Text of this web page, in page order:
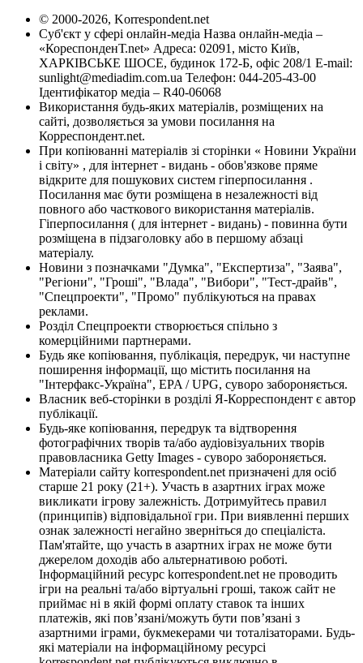
© 2000-2026, Korrespondent.net
Суб'єкт у сфері онлайн-медіа Назва онлайн-медіа –
«КореспонденТ.net» Адреса: 02091, місто Київ,
ХАРКІВСЬКЕ ШОСЕ, будинок 172-Б, офіс 208/1 E-mail:
sunlight@mediadim.com.ua Телефон: 044-205-43-00
Ідентифікатор медіа – R40-06068
Використання будь-яких матеріалів, розміщених на
сайті, дозволяється за умови посилання на
Корреспондент.net.
При копіюванні матеріалів зі сторінки « Новини України
і світу» , для інтернет - видань - обов'язкове пряме
відкрите для пошукових систем гіперпосилання .
Посилання має бути розміщена в незалежності від
повного або часткового використання матеріалів.
Гіперпосилання ( для інтернет - видань) - повинна бути
розміщена в підзаголовку або в першому абзаці
матеріалу.
Новини з позначками "Думка", "Експертиза", "Заява",
"Регіони", "Гроші", "Влада", "Вибори", "Тест-драйв",
"Спецпроекти", "Промо" публікуються на правах
реклами.
Розділ Спецпроекти створюється спільно з
комерційними партнерами.
Будь яке копіювання, публікація, передрук, чи наступне
поширення інформації, що містить посилання на
"Інтерфакс-Україна", EPA / UPG, суворо забороняється.
Власник веб-сторінки в розділі Я-Корреспондент є автор
публікації.
Будь-яке копіювання, передрук та відтворення
фотографічних творів та/або аудіовізуальних творів
правовласника Getty Images - суворо забороняється.
Матеріали сайту korrespondent.net призначені для осіб
старше 21 року (21+). Участь в азартних іграх може
викликати ігрову залежність. Дотримуйтесь правил
(принципів) відповідальної гри. При виявленні перших
ознак залежності негайно зверніться до спеціаліста.
Пам'ятайте, що участь в азартних іграх не може бути
джерелом доходів або альтернативою роботі.
Інформаційний ресурс korrespondent.net не проводить
ігри на реальні та/або віртуальні гроші, також сайт не
приймає ні в якій формі оплату ставок та інших
платежів, які пов’язані/можуть бути пов’язані з
азартними іграми, букмекерами чи тоталізаторами. Будь-
які матеріали на інформаційному ресурсі